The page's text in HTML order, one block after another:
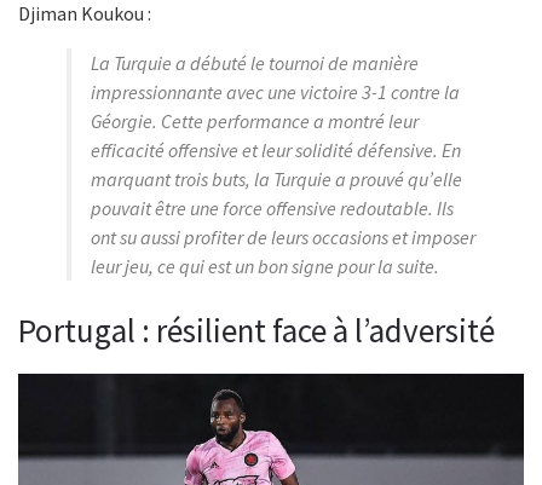
Djiman Koukou :
La Turquie a débuté le tournoi de manière
impressionnante avec une victoire 3-1 contre la
Géorgie. Cette performance a montré leur
efficacité offensive et leur solidité défensive. En
marquant trois buts, la Turquie a prouvé qu’elle
pouvait être une force offensive redoutable. Ils
ont su aussi profiter de leurs occasions et imposer
leur jeu, ce qui est un bon signe pour la suite.
Portugal : résilient face à l’adversité